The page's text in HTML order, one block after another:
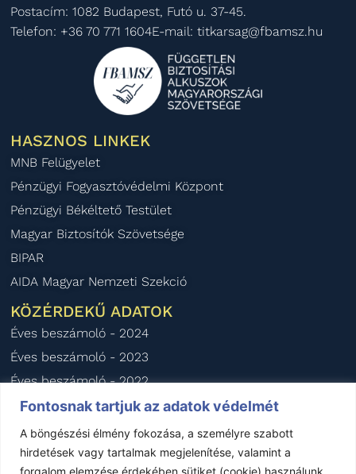
Fontosnak tartjuk az adatok védelmét
A böngészési élmény fokozása, a személyre szabott
hirdetések vagy tartalmak megjelenítése, valamint a
forgalom elemzése érdekében sütiket (cookie) használunk.
Postacím: 1082 Budapest, Futó u. 37-45.
Telefon: +36 70 771 1604E-mail: titkarsag@fbamsz.hu
HASZNOS LINKEK
MNB Felügyelet
Pénzügyi Fogyasztóvédelmi Központ
Pénzügyi Békéltető Testület
Magyar Biztosítók Szövetsége
BIPAR
AIDA Magyar Nemzeti Szekció
KÖZÉRDEKŰ ADATOK
Éves beszámoló - 2024
Éves beszámoló - 2023
Éves beszámoló - 2022
Éves beszámoló - 2021
Éves beszámoló - 2020